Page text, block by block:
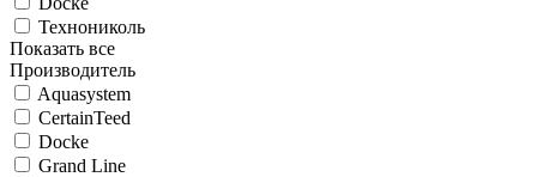
Технониколь
Показать все
Производитель
Aquasystem
CertainTeed
Docke
Grand Line